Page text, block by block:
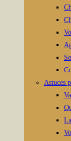
Astuces